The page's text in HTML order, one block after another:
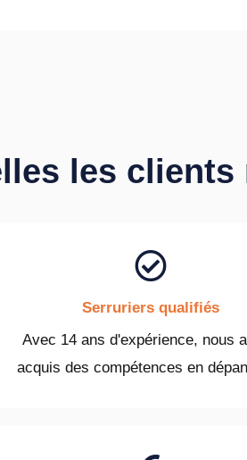
les
Serruriers qualifiés
Avec 14 ans d'expérience, nous
acquis des compétences en